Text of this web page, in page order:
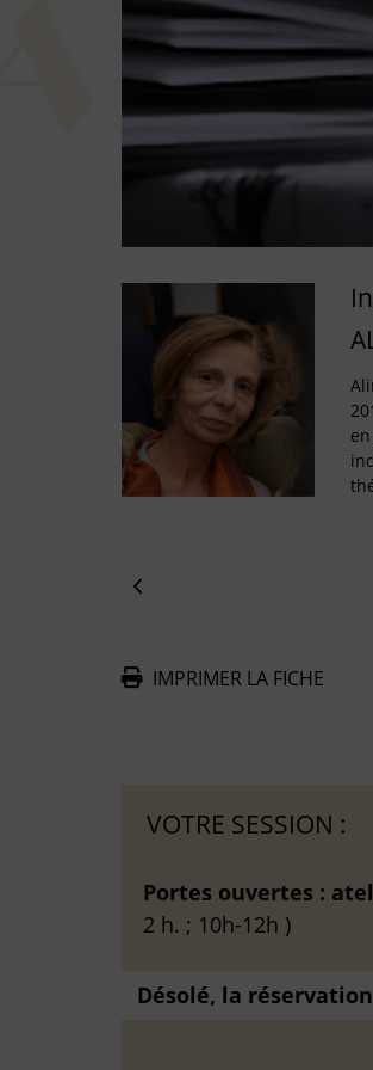
IMPRIMER LA FICHE
VOTRE SESSION :
Portes ouvertes :
2 h. ; 10h-12h )
Désolé, la